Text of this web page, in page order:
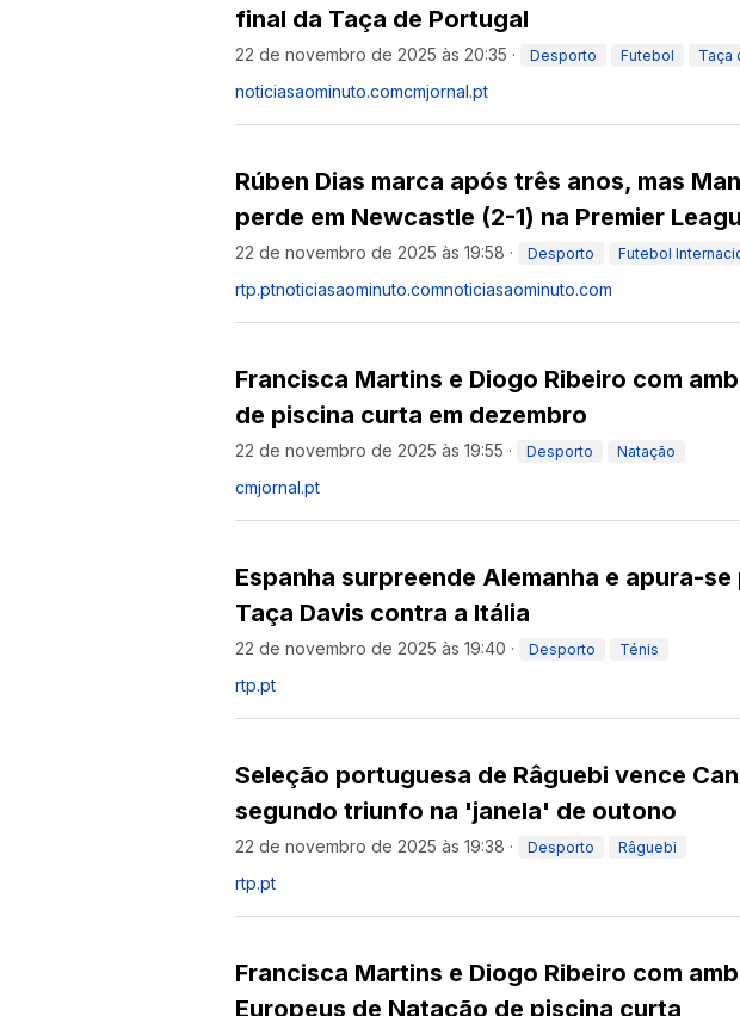
final da Taça de Portugal
22 de novembro de 2025 às 20:35 · Desporto Futebol Taça
noticiasaominuto.comcmjornal.pt
Rúben Dias marca após três anos, mas
perde em Newcastle (2-1) na Premier
22 de novembro de 2025 às 19:58 · Desporto Futebol
rtp.ptnoticiasaominuto.comnoticiasaominuto.com
Francisca Martins e Diogo Ribeiro com
de piscina curta em dezembro
22 de novembro de 2025 às 19:55 · Desporto Natação
cmjornal.pt
Espanha surpreende Alemanha e apura-
Taça Davis contra a Itália
22 de novembro de 2025 às 19:40 · Desporto Ténis
rtp.pt
Seleção portuguesa de Râguebi vence
segundo triunfo na 'janela' de outono
22 de novembro de 2025 às 19:38 · Desporto Râguebi
rtp.pt
Francisca Martins e Diogo Ribeiro com
Europeus de Natação de piscina curta